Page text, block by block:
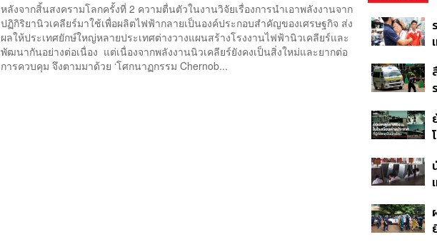
หลังจากสิ้นสงครามโลกครั้งที่ 2 ความตื่นตัวในงานวิจัยเรื่องการนำเอาพลังงานจาก
ปฏิกิริยานิวเคลียร์มาใช้เพื่อผลิตไฟฟ้ากลายเป็นองค์ประกอบสำคัญของเศรษฐกิจ ส่ง
ผลให้ประเทศยักษ์ใหญ่หลายประเทศต่างวางแผนสร้างโรงงานไฟฟ้านิวเคลียร์และ
พัฒนากันอย่างต่อเนื่อง แต่เนื่องจากพลังงานนิวเคลียร์ยังคงเป็นสิ่งใหม่และยากต่อ
การควบคุม จึงตามมาด้วย ‘โศกนาฏกรรม Chernob...